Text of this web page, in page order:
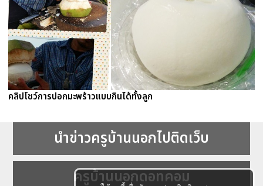
คลิปโชว์การปอกมะพร้าวแบบกินได้ทั้งลูก
นำข่าวครูบ้านนอกไปติดเว็บ
ครูบ้านนอกดอทคอม